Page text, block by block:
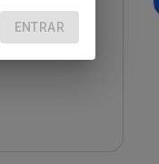
ENTRAR